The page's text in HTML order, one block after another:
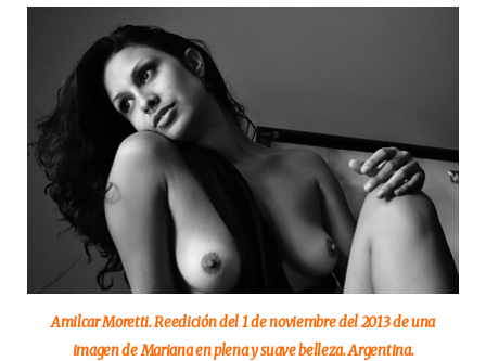
Amilcar Moretti. Reedición del 1 de noviembre del 2013 de una
imagen de Mariana en plena y suave belleza. Argentina.